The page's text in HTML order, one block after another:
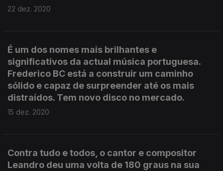
22 dez. 2020
É um dos nomes mais brilhantes e
significativos da actual música portuguesa.
Frederico BC está a construir um caminho
sólido e capaz de surpreender até os mais
distraídos. Tem novo disco no mercado.
15 dez. 2020
Contra tudo e todos, o cantor e compositor
Leandro deu uma volta de 180 graus na sua